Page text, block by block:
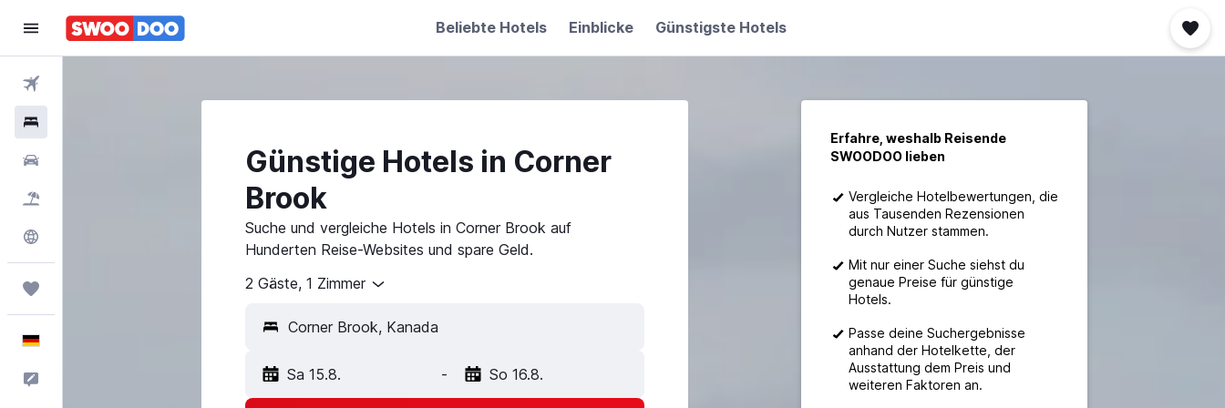
Beliebte Hotels Einblicke Günstigste Hotels
Günstige Hotels in Corner
Brook
Suche und vergleiche Hotels in Corner Brook auf
Hunderten Reise-Websites und spare Geld.
2 Gäste, 1 Zimmer
Sa 15.8. - So 16.8.
Erfahre, weshalb Reisende
SWOODOO lieben
Vergleiche Hotelbewertungen, die
aus Tausenden Rezensionen
durch Nutzer stammen.
Mit nur einer Suche siehst du
genaue Preise für günstige
Hotels.
Passe deine Suchergebnisse
anhand der Hotelkette, der
Ausstattung dem Preis und
weiteren Faktoren an.